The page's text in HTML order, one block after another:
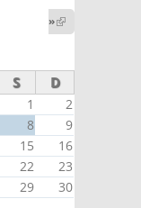
(link is»
external)
S D
1
2
8
9
15
16
22
23
29
30